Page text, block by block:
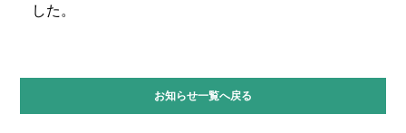
した。
お知らせ一覧へ戻る